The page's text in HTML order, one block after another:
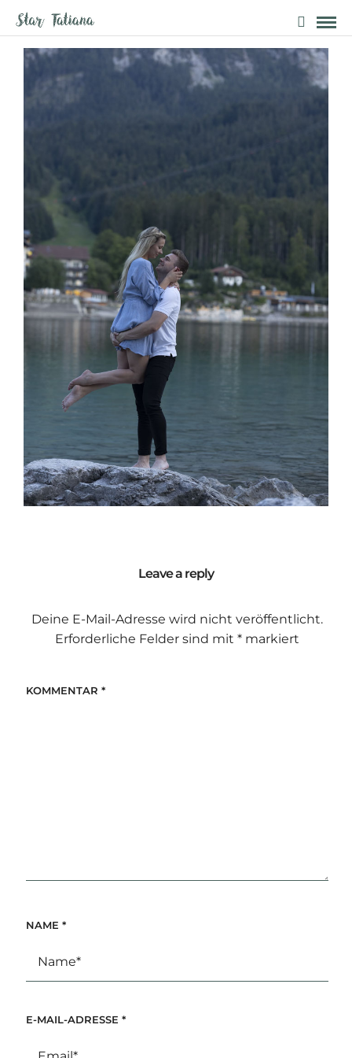
Leave a reply
Deine E-Mail-Adresse wird nicht veröffentlicht.
Erforderliche Felder sind mit *markiert
KOMMENTAR *
NAME *
E-MAIL-ADRESSE *